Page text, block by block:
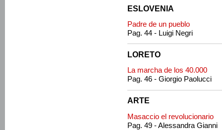
ESLOVENIA
Padre de un pueblo
Pag. 44 - Luigi Negri
LORETO
La marcha de los 40.000
Pag. 46 - Giorgio Paolucci
ARTE
Masaccio el revolucionario
Pag. 49 - Alessandra Gianni